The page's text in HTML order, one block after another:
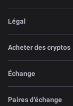
Légal
Acheter des cryptos
Échange
Paires d'échange